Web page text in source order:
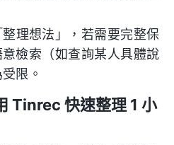
整理想法」，若需要完整保
檢索（如查詢某人具體說
限。
Tinrec 快速整理 1 小